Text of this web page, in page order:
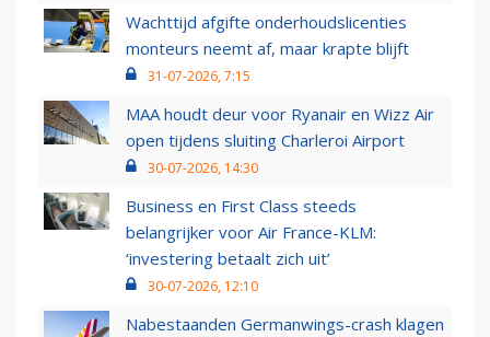
Wachttijd afgifte onderhoudslicenties
monteurs neemt af, maar krapte blijft
31-07-2026, 7:15
MAA houdt deur voor Ryanair en Wizz Air
open tijdens sluiting Charleroi Airport
30-07-2026, 14:30
Business en First Class steeds
belangrijker voor Air France-KLM:
‘investering betaalt zich uit’
30-07-2026, 12:10
Nabestaanden Germanwings-crash klagen